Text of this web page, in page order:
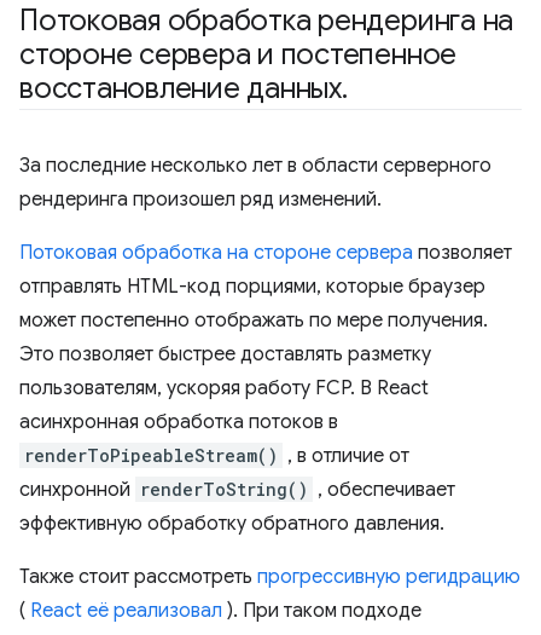
Потоковая обработка рендеринга на
стороне сервера и постепенное
восстановление данных.
За последние несколько лет в области серверного
рендеринга произошел ряд изменений.
Потоковая обработка на стороне сервера позволяет
отправлять HTML-код порциями, которые браузер
может постепенно отображать по мере получения.
Это позволяет быстрее доставлять разметку
пользователям, ускоряя работу FCP. В React
асинхронная обработка потоков в
renderToPipeableStream() , в отличие от
синхронной renderToString() , обеспечивает
эффективную обработку обратного давления.
Также стоит рассмотреть прогрессивную регидрацию
( React её реализовал ). При таком подходе